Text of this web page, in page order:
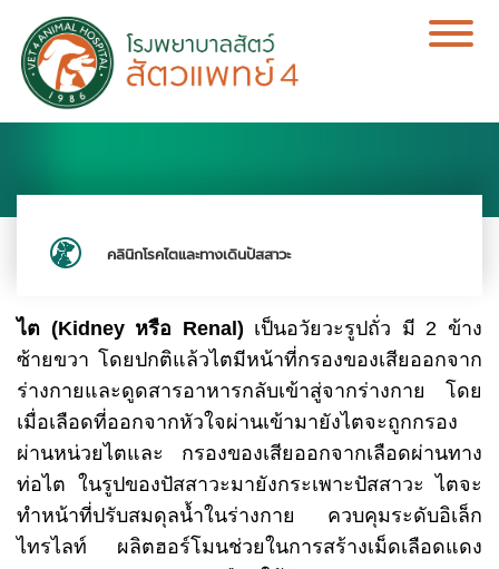
คลินิกโรคไตและทางเดินปัสสาวะ
ไต (Kidney หรือ Renal) เป็นอวัยวะรูปถั่ว มี 2 ข้าง
ซ้ายขวา โดยปกติแล้วไตมีหน้าที่กรองของเสียออกจาก
ร่างกายและดูดสารอาหารกลับเข้าสู่จากร่างกาย โดย
เมื่อเลือดที่ออกจากหัวใจผ่านเข้ามายังไตจะถูกกรอง
ผ่านหน่วยไตและ กรองของเสียออกจากเลือดผ่านทาง
ท่อไต ในรูปของปัสสาวะมายังกระเพาะปัสสาวะ ไตจะ
ทำหน้าที่ปรับสมดุลน้ำในร่างกาย ควบคุมระดับอิเล็ก
ไทรไลท์ ผลิตฮอร์โมนช่วยในการสร้างเม็ดเลือดแดง